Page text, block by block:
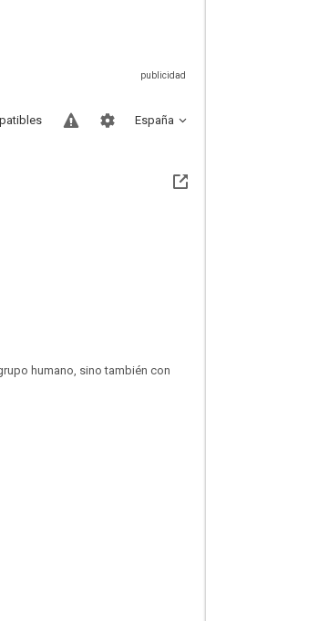
España
humano, sino también con